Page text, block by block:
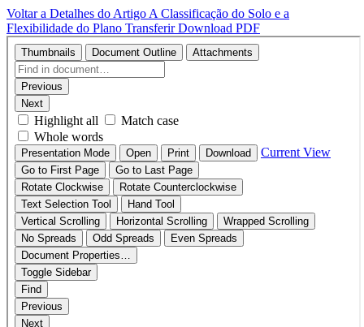
Voltar a Detalhes do Artigo A Classificação do Solo e a
Flexibilidade do Plano TransferirDownload PDF